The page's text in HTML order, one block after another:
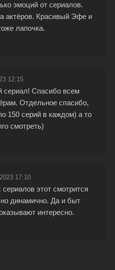
эмоций от сериалов.
актёров. Красивый Эфе и
лапочка.
12:15
сериал! Спасибо всем
Отдельное спасибо,
150 серий в каждом) а то
смотреть)
17:10
этот смотрится
динамично. Да и быт
интересно.